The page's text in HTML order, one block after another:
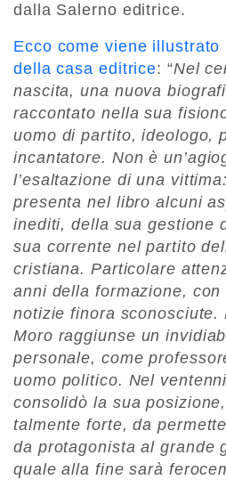
dalla Salerno editrice.
Ecco come viene
della casa editrice: “Nel
nascita, una nuova
raccontato nella sua
uomo di partito, ideologo,
incantatore. Non è
l’esaltazione di una
presenta nel libro alcuni
inediti, della sua gestione
sua corrente nel partito
cristiana. Particolare
anni della formazione,
notizie finora sconosciute.
Moro raggiunse un
personale, come
uomo politico. Nel
consolidò la sua
talmente forte, da
da protagonista al grande
quale alla fine sarà